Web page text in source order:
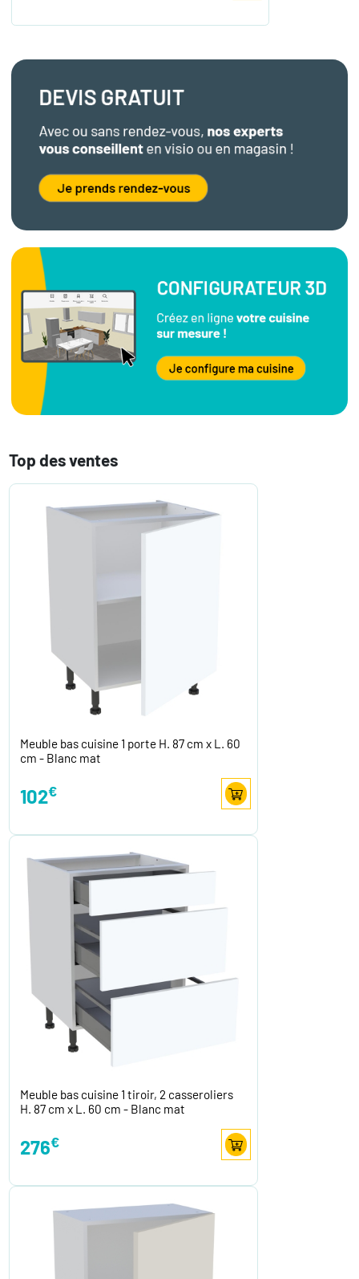
Top des ventes
Meuble bas cuisine 1 porte H. 87 cm x L. 60
cm - Blanc mat
102€
Meuble bas cuisine 1 tiroir, 2 casseroliers
H. 87 cm x L. 60 cm - Blanc mat
276€